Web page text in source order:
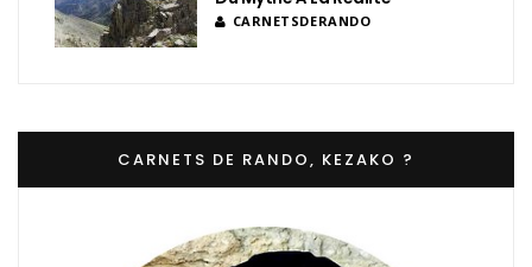
CARNETSDERANDO
CARNETS DE RANDO, KEZAKO ?